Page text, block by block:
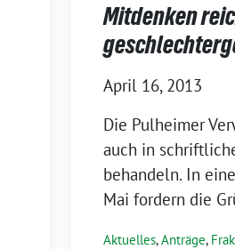
Mitdenken
April 16, 2013
Die Pulheimer
auch in
behandeln. In
Mai fordern die
Aktuelles,Anträge,